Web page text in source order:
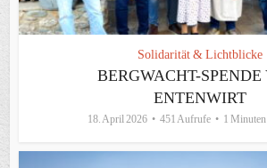
Solidarität & Lichtblicke
BERGWACHT-
ENTENWIRT
18. April 2026 451 Aufrufe 1